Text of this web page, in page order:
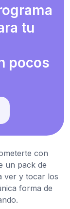
tu
pocos
con
un pack de
ver y tocar los
forma de